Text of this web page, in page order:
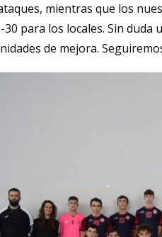
mientras que los
30 para los locales. Sin
de mejora.